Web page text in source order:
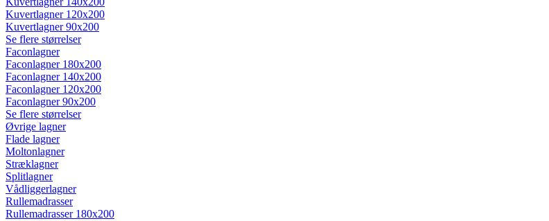
Kuvertlagner 120x200
Kuvertlagner 90x200
Se flere størrelser
Faconlagner
Faconlagner 180x200
Faconlagner 140x200
Faconlagner 120x200
Faconlagner 90x200
Se flere størrelser
Øvrige lagner
Flade lagner
Moltonlagner
Stræklagner
Splitlagner
Vådliggerlagner
Rullemadrasser
Rullemadrasser 180x200